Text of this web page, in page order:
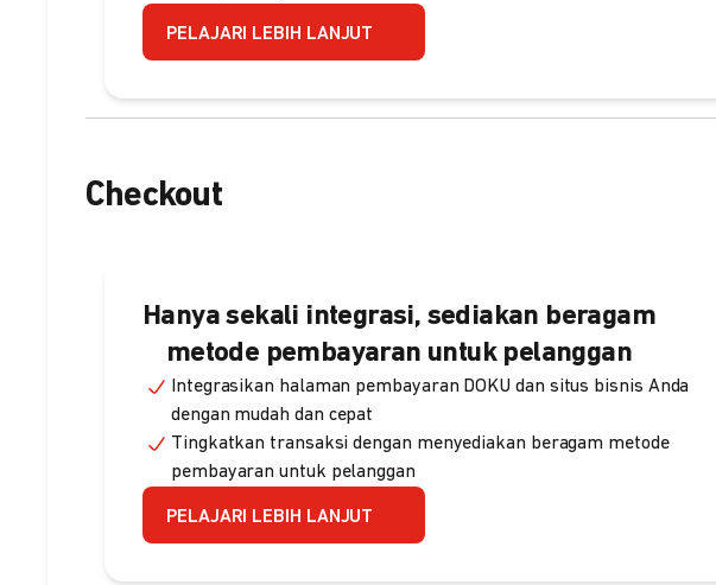
PELAJARI LEBIH LANJUT
Checkout
Hanya sekali integrasi, sediakan beragam
metode pembayaran untuk pelanggan
Integrasikan halaman pembayaran DOKU dan situs bisnis Anda
dengan mudah dan cepat
Tingkatkan transaksi dengan menyediakan beragam metode
pembayaran untuk pelanggan
PELAJARI LEBIH LANJUT